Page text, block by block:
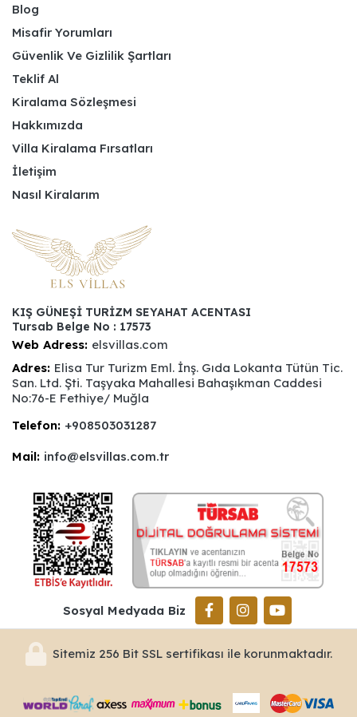
Blog
Misafir Yorumları
Güvenlik Ve Gizlilik Şartları
Teklif Al
Kiralama Sözleşmesi
Hakkımızda
Villa Kiralama Fırsatları
İletişim
Nasıl Kiralarım
KIŞ GÜNEŞİ TURİZM SEYAHAT ACENTASI
Tursab Belge No : 17573
Web Adress: elsvillas.com
Adres: Elisa Tur Turizm Eml. İnş. Gıda Lokanta Tütün Tic.
San. Ltd. Şti. Taşyaka Mahallesi Bahaşıkman Caddesi
No:76-E Fethiye/ Muğla
Telefon: +908503031287
Mail: info@elsvillas.com.tr
Sosyal Medyada Biz
Sitemiz 256 Bit SSL sertifikası ile korunmaktadır.